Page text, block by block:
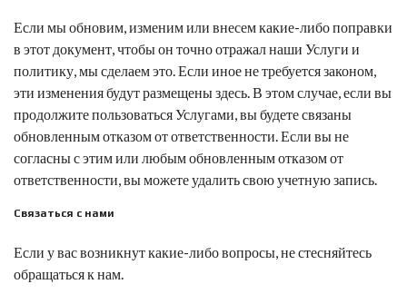
Если мы обновим, изменим или внесем какие-либо поправки
в этот документ, чтобы он точно отражал наши Услуги и
политику, мы сделаем это. Если иное не требуется законом,
эти изменения будут размещены здесь. В этом случае, если вы
продолжите пользоваться Услугами, вы будете связаны
обновленным отказом от ответственности. Если вы не
согласны с этим или любым обновленным отказом от
ответственности, вы можете удалить свою учетную запись.
Связаться с нами
Если у вас возникнут какие-либо вопросы, не стесняйтесь
обращаться к нам.